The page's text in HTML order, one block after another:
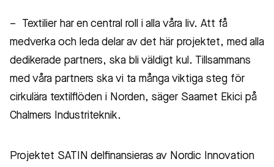
– Textilier har en central roll i alla våra liv. Att få
medverka och leda delar av det här projektet, med alla
dedikerade partners, ska bli väldigt kul. Tillsammans
med våra partners ska vi ta många viktiga steg för
cirkulära textilflöden i Norden, säger Saamet Ekici på
Chalmers Industriteknik.
Projektet SATIN delfinansieras av Nordic Innovation